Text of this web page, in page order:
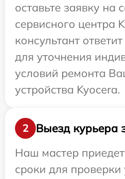
оставьте заявку на
сервисного центра
консультант
для уточнения
условий ремонта
устройства Kyocera.
2
Выезд курьера
Наш мастер
сроки для проверки